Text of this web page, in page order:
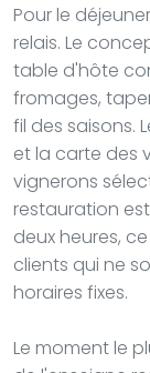
Pour le
relais. Le
table d'hôte
fromages,
fil des saisons.
et la carte des
vignerons
restauration
deux heures,
clients qui ne
horaires fixes.
Le moment le